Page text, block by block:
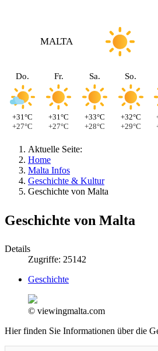
MALTA
Do.
+31°C
+27°C
Fr.
+31°C
+27°C
Sa.
+33°C
+28°C
So.
+32°C
+29°C
Aktuelle Seite:
Home
Malta Infos
Geschichte & Kultur
Geschichte von Malta
Geschichte von Malta
Details
Zugriffe: 25142
Geschichte
© viewingmalta.com
Hier finden Sie Informationen über die